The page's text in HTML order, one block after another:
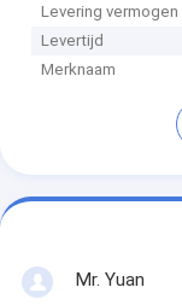
Levering vermogen
Levertijd
Merknaam
Mr. Yuan